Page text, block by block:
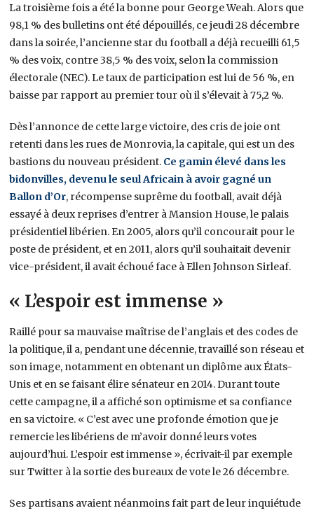
La troisième fois a été la bonne pour George Weah. Alors que
98,1 % des bulletins ont été dépouillés, ce jeudi 28 décembre
dans la soirée, l’ancienne star du football a déjà recueilli 61,5
% des voix, contre 38,5 % des voix, selon la commission
électorale (NEC). Le taux de participation est lui de 56 %, en
baisse par rapport au premier tour où il s’élevait à 75,2 %.
Dès l’annonce de cette large victoire, des cris de joie ont
retenti dans les rues de Monrovia, la capitale, qui est un des
bastions du nouveau président. Ce gamin élevé dans les
bidonvilles, devenu le seul Africain à avoir gagné un
Ballon d’Or, récompense suprême du football, avait déjà
essayé à deux reprises d’entrer à Mansion House, le palais
présidentiel libérien. En 2005, alors qu’il concourait pour le
poste de président, et en 2011, alors qu’il souhaitait devenir
vice-président, il avait échoué face à Ellen Johnson Sirleaf.
« L’espoir est immense »
Raillé pour sa mauvaise maîtrise de l’anglais et des codes de
la politique, il a, pendant une décennie, travaillé son réseau et
son image, notamment en obtenant un diplôme aux États-
Unis et en se faisant élire sénateur en 2014. Durant toute
cette campagne, il a affiché son optimisme et sa confiance
en sa victoire. « C’est avec une profonde émotion que je
remercie les libériens de m’avoir donné leurs votes
aujourd’hui. L’espoir est immense », écrivait-il par exemple
sur Twitter à la sortie des bureaux de vote le 26 décembre.
Ses partisans avaient néanmoins fait part de leur inquiétude